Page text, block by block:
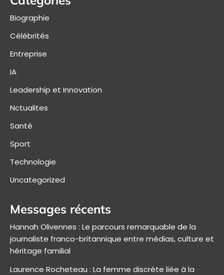
Biographie
Célébrités
Entreprise
IA
Leadership et Innovation
Nctualites
Santé
Sport
Technologie
Uncategorized
Messages récents
Hannah Olivennes : Le parcours remarquable de la
journaliste franco-britannique entre médias, culture et
héritage familial
Laurence Rocheteau : La femme discrète liée à la